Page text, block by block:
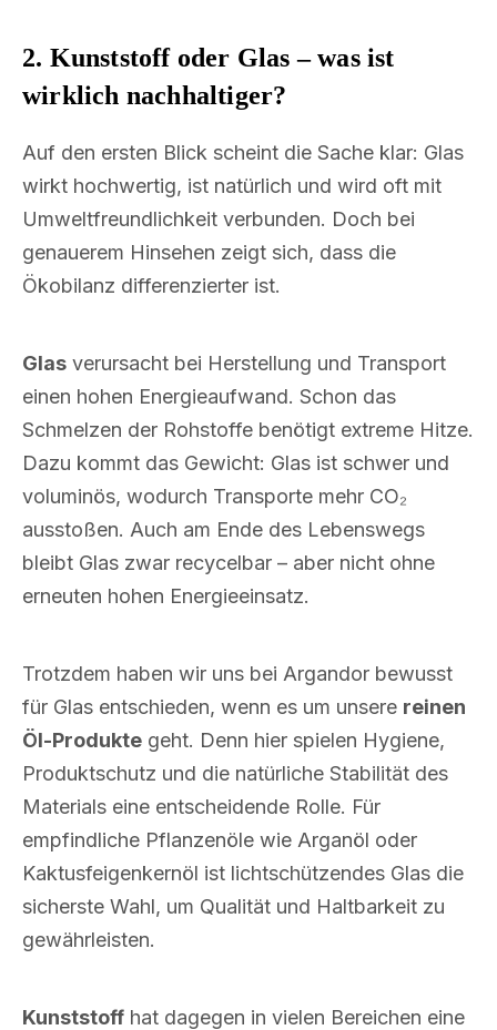
2. Kunststoff oder Glas – was ist
wirklich nachhaltiger?
Auf den ersten Blick scheint die Sache klar: Glas
wirkt hochwertig, ist natürlich und wird oft mit
Umweltfreundlichkeit verbunden. Doch bei
genauerem Hinsehen zeigt sich, dass die
Ökobilanz differenzierter ist.
Glas verursacht bei Herstellung und Transport
einen hohen Energieaufwand. Schon das
Schmelzen der Rohstoffe benötigt extreme Hitze.
Dazu kommt das Gewicht: Glas ist schwer und
voluminös, wodurch Transporte mehr CO₂
ausstoßen. Auch am Ende des Lebenswegs
bleibt Glas zwar recycelbar – aber nicht ohne
erneuten hohen Energieeinsatz.
Trotzdem haben wir uns bei Argandor bewusst
für Glas entschieden, wenn es um unsere reinen
Öl-Produkte geht. Denn hier spielen Hygiene,
Produktschutz und die natürliche Stabilität des
Materials eine entscheidende Rolle. Für
empfindliche Pflanzenöle wie Arganöl oder
Kaktusfeigenkernöl ist lichtschützendes Glas die
sicherste Wahl, um Qualität und Haltbarkeit zu
gewährleisten.
Kunststoff hat dagegen in vielen Bereichen eine